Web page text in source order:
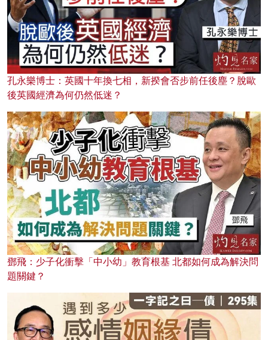
孔永樂博士：英國十年換七相，新揆會否步前任後塵？脫歐
後英國經濟為何仍然低迷？
鄧飛：少子化衝擊「中小幼」教育根基 北都如何成為解決問
題關鍵？